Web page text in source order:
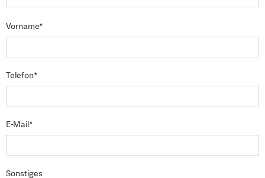
Vorname*
Telefon*
E-Mail*
Sonstiges